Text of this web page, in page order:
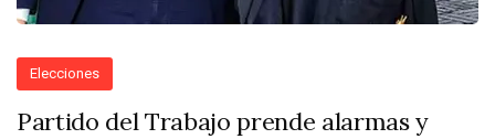
Elecciones
Partido del Trabajo prende alarmas y